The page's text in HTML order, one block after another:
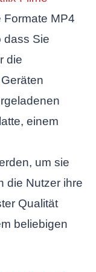
Formate MP4
dass Sie
die
einem
um sie
die Nutzer ihre
Qualität
beliebigen